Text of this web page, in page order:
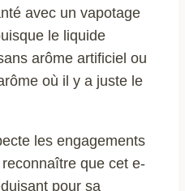
avec un vapotage
le liquide
arôme artificiel ou
où il y a juste le
les engagements
que cet e-
pour sa